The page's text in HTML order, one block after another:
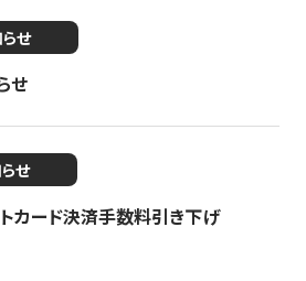
せ
せ
せ
カード決済手数料引き下げ